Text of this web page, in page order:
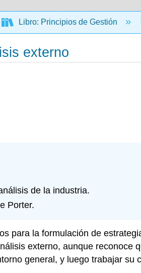
Libro: Principios de Gestión
externo
de la industria.
Porter.
para la formulación de
externo, aunque reconoce
general, y luego trabajar su